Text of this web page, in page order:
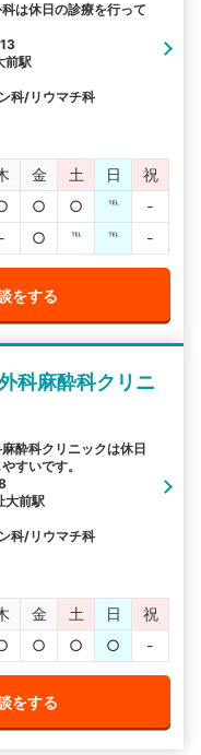
は休日の診療を行って
前駅
科/リウマチ科
金 土 日
祝
○ ○ ℡
-
- ○ ℡ ℡ -
をする
科麻酔科クリニ
酔科クリニックは休日
すいです。
前駅
科/リウマチ科
金 土 日
祝
○ ○ ○ -
をする